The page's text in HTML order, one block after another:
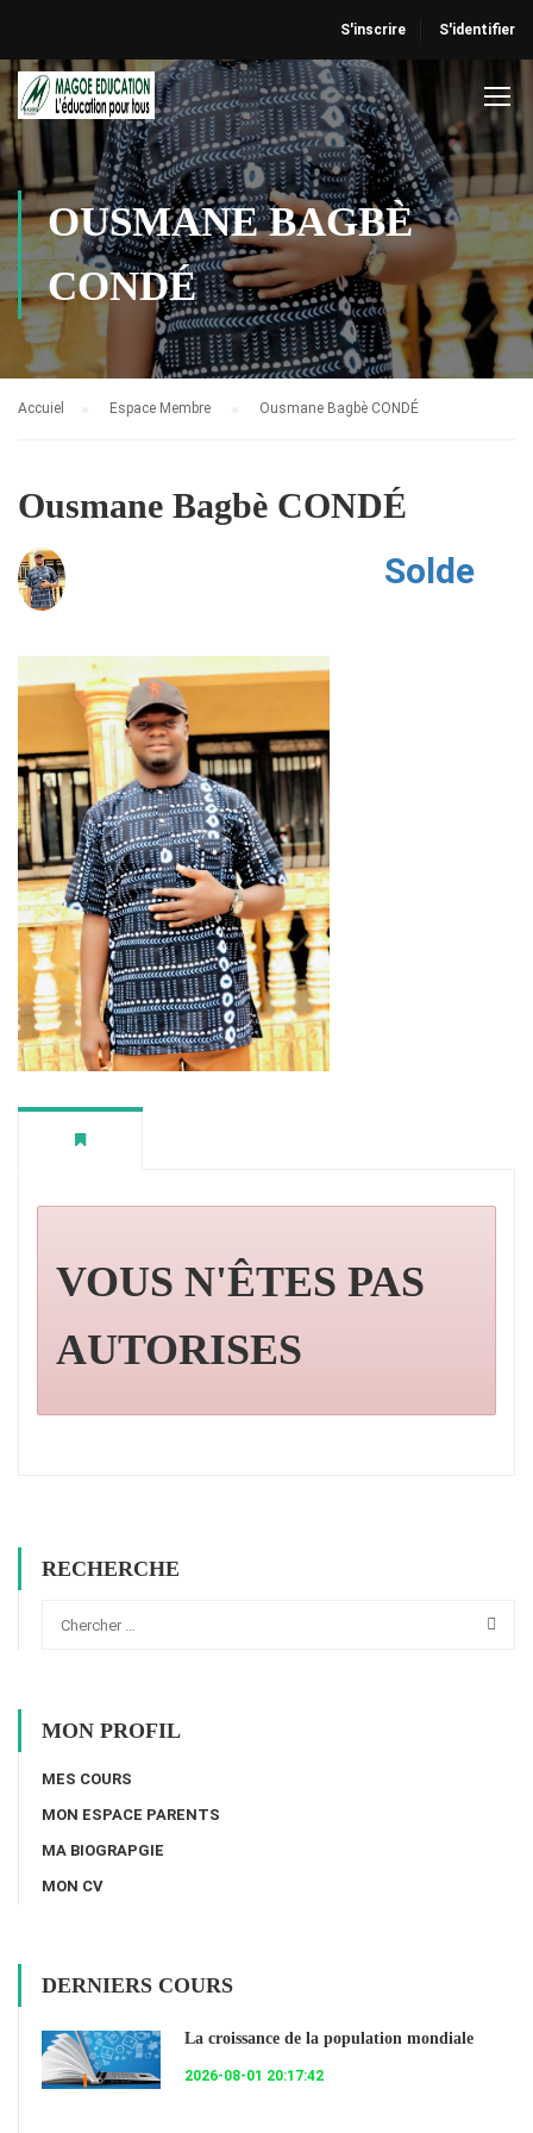
S'inscrire S'identifier
OUSMANE BAGBÈ
CONDÉ
Accuiel Espace Membre Ousmane Bagbè CONDÉ
Ousmane Bagbè CONDÉ
Solde
VOUS N'ÊTES PAS
AUTORISES
RECHERCHE
MON PROFIL
MES COURS
MON ESPACE PARENTS
MA BIOGRAPGIE
MON CV
DERNIERS COURS
La croissance de la population mondiale
2026-08-01 20:17:42